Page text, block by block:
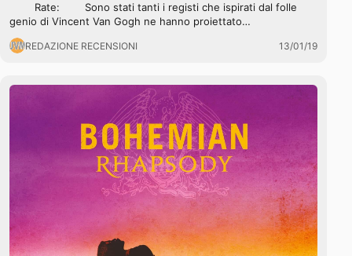
Rate: Sono stati tanti i registi che ispirati dal folle
genio di Vincent Van Gogh ne hanno proiettato…
REDAZIONE RECENSIONI 13/01/19